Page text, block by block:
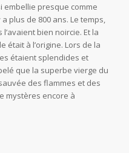
embellie presque comme
plus de 800 ans. Le temps,
bien noircie. Et la
était à l’origine. Lors de la
étaient splendides et
que la superbe vierge du
des flammes et des
mystères encore à